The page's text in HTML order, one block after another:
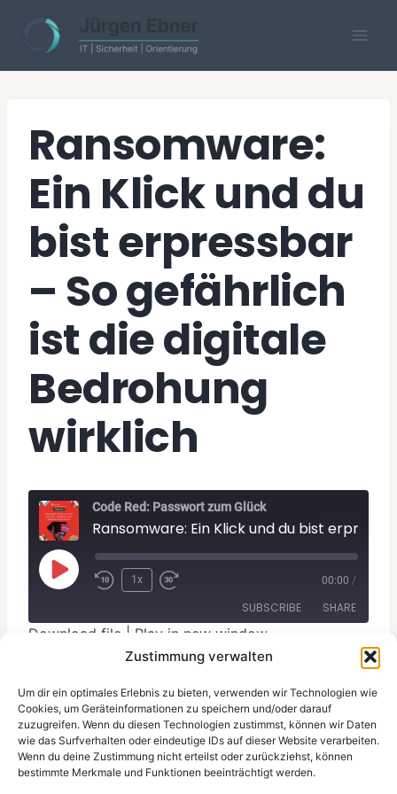
Zustimmung verwalten
Um dir ein optimales Erlebnis zu bieten, verwenden wir Technologien wie
Cookies, um Geräteinformationen zu speichern und/oder darauf
zuzugreifen. Wenn du diesen Technologien zustimmst, können wir Daten
wie das Surfverhalten oder eindeutige IDs auf dieser Website verarbeiten.
Wenn du deine Zustimmung nicht erteilst oder zurückziehst, können
bestimmte Merkmale und Funktionen beeinträchtigt werden.
content
Ransomware:
Ein Klick und du
bist erpressbar
– So gefährlich
ist die digitale
Bedrohung
wirklich
Code Red: Passwort zum Glück
P
a
p
i
s
o
1x 00:00 /
SUBSCRIBE SHARE
Apple Podcasts Spotify
RSS FEED
LINK
EMBED
Download file | Play in new window
Subscribe: Apple Podcasts
Spotify
Ransomware ist eine der größten
Cyberbedrohungen unserer Zeit. In dieser
Podcastfolge erfährst du, wie digitale Erpressung
funktioniert, wen sie betrifft – und warum